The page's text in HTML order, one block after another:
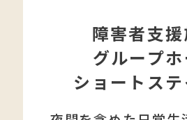
障害者支
グループホ
ショートス